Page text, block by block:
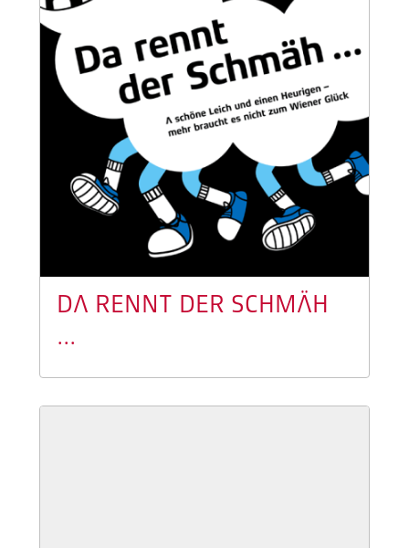
DA RENNT DER SCHMÄH
...